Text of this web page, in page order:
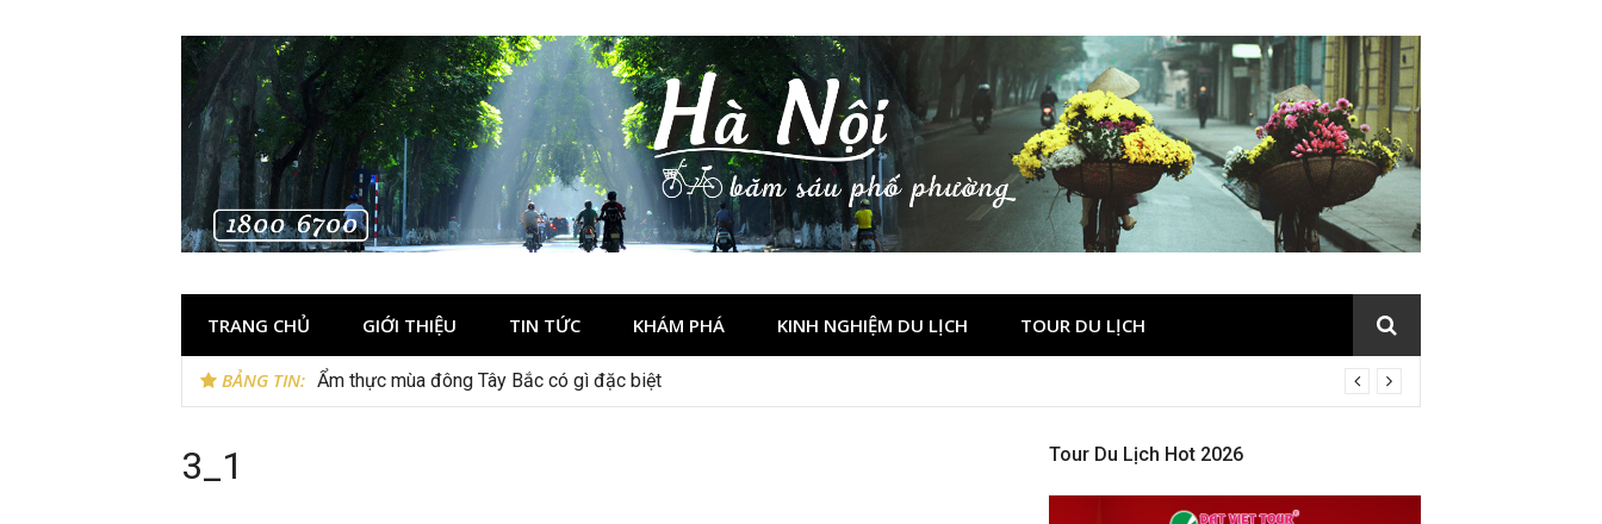
TRANG CHỦ GIỚI THIỆU TIN TỨC KHÁM PHÁ KINH NGHIỆM DU LỊCH TOUR DU LỊCH
BẢNG TIN: Ẩm thực mùa đông Tây Bắc có gì đặc biệt
Lễ 2/9 có phải mùa du lịch Hà Giang đẹp không?
3_1 Tour Du Lịch Hot 2026